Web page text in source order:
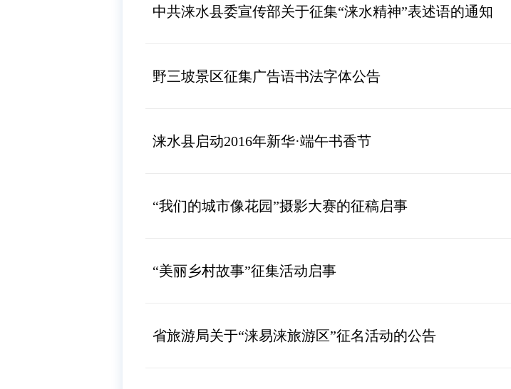
中共涞水县委宣传部关于征集“涞水精神”表述语的通知
野三坡景区征集广告语书法字体公告
涞水县启动2016年新华·端午书香节
“我们的城市像花园”摄影大赛的征稿启事
“美丽乡村故事”征集活动启事
省旅游局关于“涞易涞旅游区”征名活动的公告